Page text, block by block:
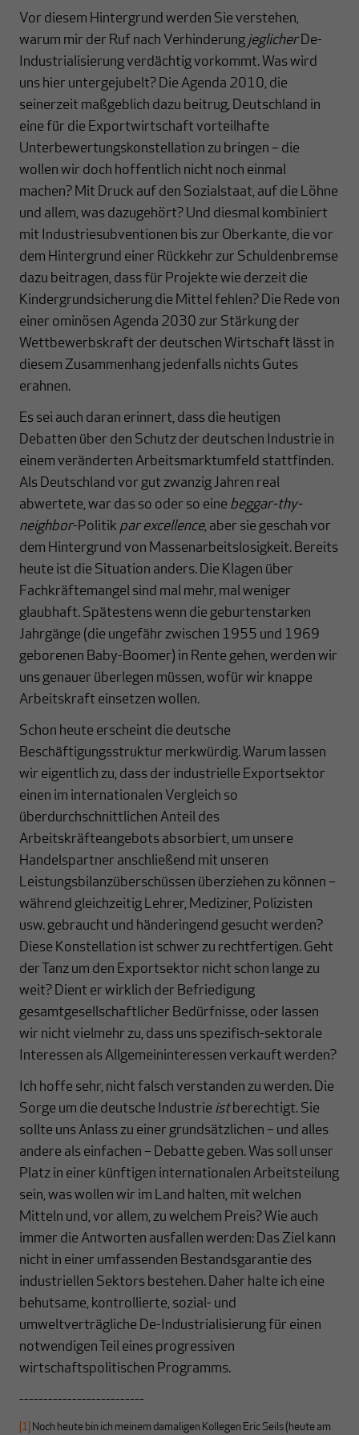
Vor diesem Hintergrund werden Sie verstehen,
warum mir der Ruf nach Verhinderung jeglicherDe-
Industrialisierung verdächtig vorkommt. Was wird
uns hier untergejubelt? Die Agenda 2010, die
seinerzeit maßgeblich dazu beitrug, Deutschland in
eine für die Exportwirtschaft vorteilhafte
Unterbewertungskonstellation zu bringen – die
wollen wir doch hoffentlich nicht noch einmal
machen? Mit Druck auf den Sozialstaat, auf die Löhne
und allem, was dazugehört? Und diesmal kombiniert
mit Industriesubventionen bis zur Oberkante, die vor
dem Hintergrund einer Rückkehr zur Schuldenbremse
dazu beitragen, dass für Projekte wie derzeit die
Kindergrundsicherung die Mittel fehlen? Die Rede von
einer ominösen Agenda 2030 zur Stärkung der
Wettbewerbskraft der deutschen Wirtschaft lässt in
diesem Zusammenhang jedenfalls nichts Gutes
erahnen.
Es sei auch daran erinnert, dass die heutigen
Debatten über den Schutz der deutschen Industrie in
einem veränderten Arbeitsmarktumfeld stattfinden.
Als Deutschland vor gut zwanzig Jahren real
abwertete, war das so oder so eine beggar-thy-
neighbor-Politik par excellence, aber sie geschah vor
dem Hintergrund von Massenarbeitslosigkeit. Bereits
heute ist die Situation anders. Die Klagen über
Fachkräftemangel sind mal mehr, mal weniger
glaubhaft. Spätestens wenn die geburtenstarken
Jahrgänge (die ungefähr zwischen 1955 und 1969
geborenen Baby-Boomer) in Rente gehen, werden wir
uns genauer überlegen müssen, wofür wir knappe
Arbeitskraft einsetzen wollen.
Schon heute erscheint die deutsche
Beschäftigungsstruktur merkwürdig. Warum lassen
wir eigentlich zu, dass der industrielle Exportsektor
einen im internationalen Vergleich so
überdurchschnittlichen Anteil des
Arbeitskräfteangebots absorbiert, um unsere
Handelspartner anschließend mit unseren
Leistungsbilanzüberschüssen überziehen zu können –
während gleichzeitig Lehrer, Mediziner, Polizisten
usw. gebraucht und händeringend gesucht werden?
Diese Konstellation ist schwer zu rechtfertigen. Geht
der Tanz um den Exportsektor nicht schon lange zu
weit? Dient er wirklich der Befriedigung
gesamtgesellschaftlicher Bedürfnisse, oder lassen
wir nicht vielmehr zu, dass uns spezifisch-sektorale
Interessen als Allgemeininteressen verkauft werden?
Ich hoffe sehr, nicht falsch verstanden zu werden. Die
Sorge um die deutsche Industrie istberechtigt. Sie
sollte uns Anlass zu einer grundsätzlichen – und alles
andere als einfachen – Debatte geben. Was soll unser
Platz in einer künftigen internationalen Arbeitsteilung
sein, was wollen wir im Land halten, mit welchen
Mitteln und, vor allem, zu welchem Preis? Wie auch
immer die Antworten ausfallen werden: Das Ziel kann
nicht in einer umfassenden Bestandsgarantie des
industriellen Sektors bestehen. Daher halte ich eine
behutsame, kontrollierte, sozial- und
umweltverträgliche De-Industrialisierung für einen
notwendigen Teil eines progressiven
wirtschaftspolitischen Programms.
--------------------------
[1]
Noch heute bin ich meinem damaligen Kollegen Eric Seils (heute am